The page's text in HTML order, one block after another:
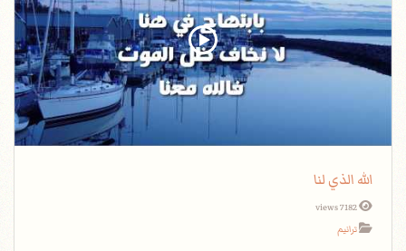
الله الذي لنا
7182 views
ترانيم